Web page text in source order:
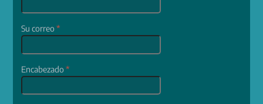
Su correo*
Encabezado*